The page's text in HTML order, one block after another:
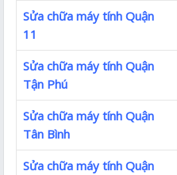
Sửa chữa máy tính Quận
11
Sửa chữa máy tính Quận
Tận Phú
Sửa chữa máy tính Quận
Tân Bình
Sửa chữa máy tính Quận